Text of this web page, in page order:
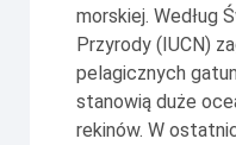
morskiej. Według
Przyrody (IUCN)
pelagicznych
stanowią duże
rekinów. W